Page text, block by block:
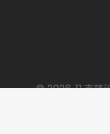
© 2026 马克笔